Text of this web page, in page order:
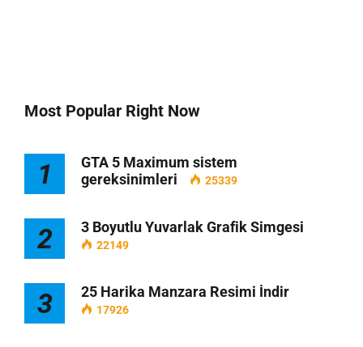
Most Popular Right Now
1
GTA 5 Maximum sistem
gereksinimleri
25339
2 3 Boyutlu Yuvarlak Grafik Simgesi
22149
3 25 Harika Manzara Resimi İndir
17926